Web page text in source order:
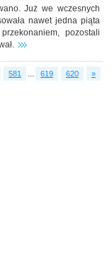
Już we wczesnych
nawet jedna piąta
pozostali
581 ... 619 620 »